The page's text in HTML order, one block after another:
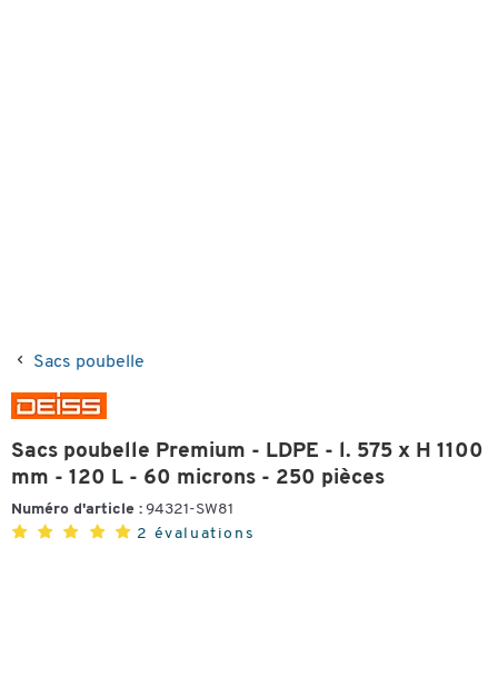
Sacs poubelle
Sacs poubelle Premium - LDPE - l. 575 x H 1100
mm - 120 L - 60 microns - 250 pièces
Numéro d'article : 94321-SW81
2 évaluations